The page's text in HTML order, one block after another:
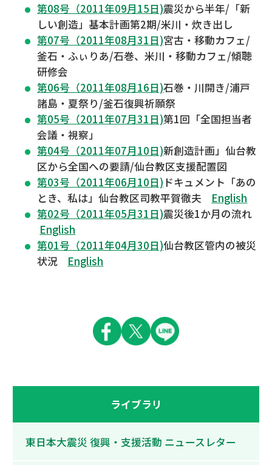
第08号（2011年09月15日)震災から半年/「新
しい創造」基本計画第2期/米川・炊き出し
第07号（2011年08月31日)宮古・移動カフェ/
釜石・ふぃりあ/石巻、米川・移動カフェ/傾聴
研修会
第06号（2011年08月16日)石巻・川開き/浦戸
諸島・夏祭り/釜石復興祈願祭
第05号（2011年07月31日)第1回「全国担当者
会議・視察」
第04号（2011年07月10日)新創造計画」仙台教
区から全国への要請/仙台教区支援配置図
第03号（2011年06月10日) ドキュメント「あの
とき、私は」仙台教区司教平賀徹夫 English
第02号（2011年05月31日)震災後1か月の流れ
English
第01号（2011年04月30日)仙台教区管内の被災
状況 English
ライブラリ
東日本大震災 復興・支援活動 ニュースレター